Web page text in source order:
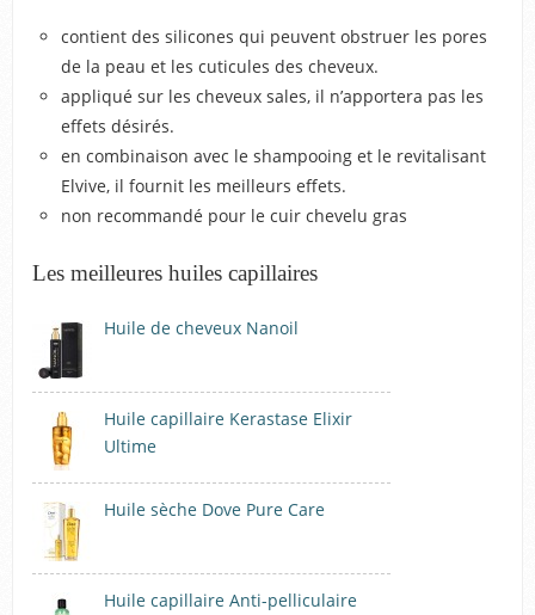
contient des silicones qui peuvent obstruer les pores
de la peau et les cuticules des cheveux.
appliqué sur les cheveux sales, il n’apportera pas les
effets désirés.
en combinaison avec le shampooing et le revitalisant
Elvive, il fournit les meilleurs effets.
non recommandé pour le cuir chevelu gras
Les meilleures huiles capillaires
Huile de cheveux Nanoil
Huile capillaire Kerastase Elixir
Ultime
Huile sèche Dove Pure Care
Huile capillaire Anti-pelliculaire